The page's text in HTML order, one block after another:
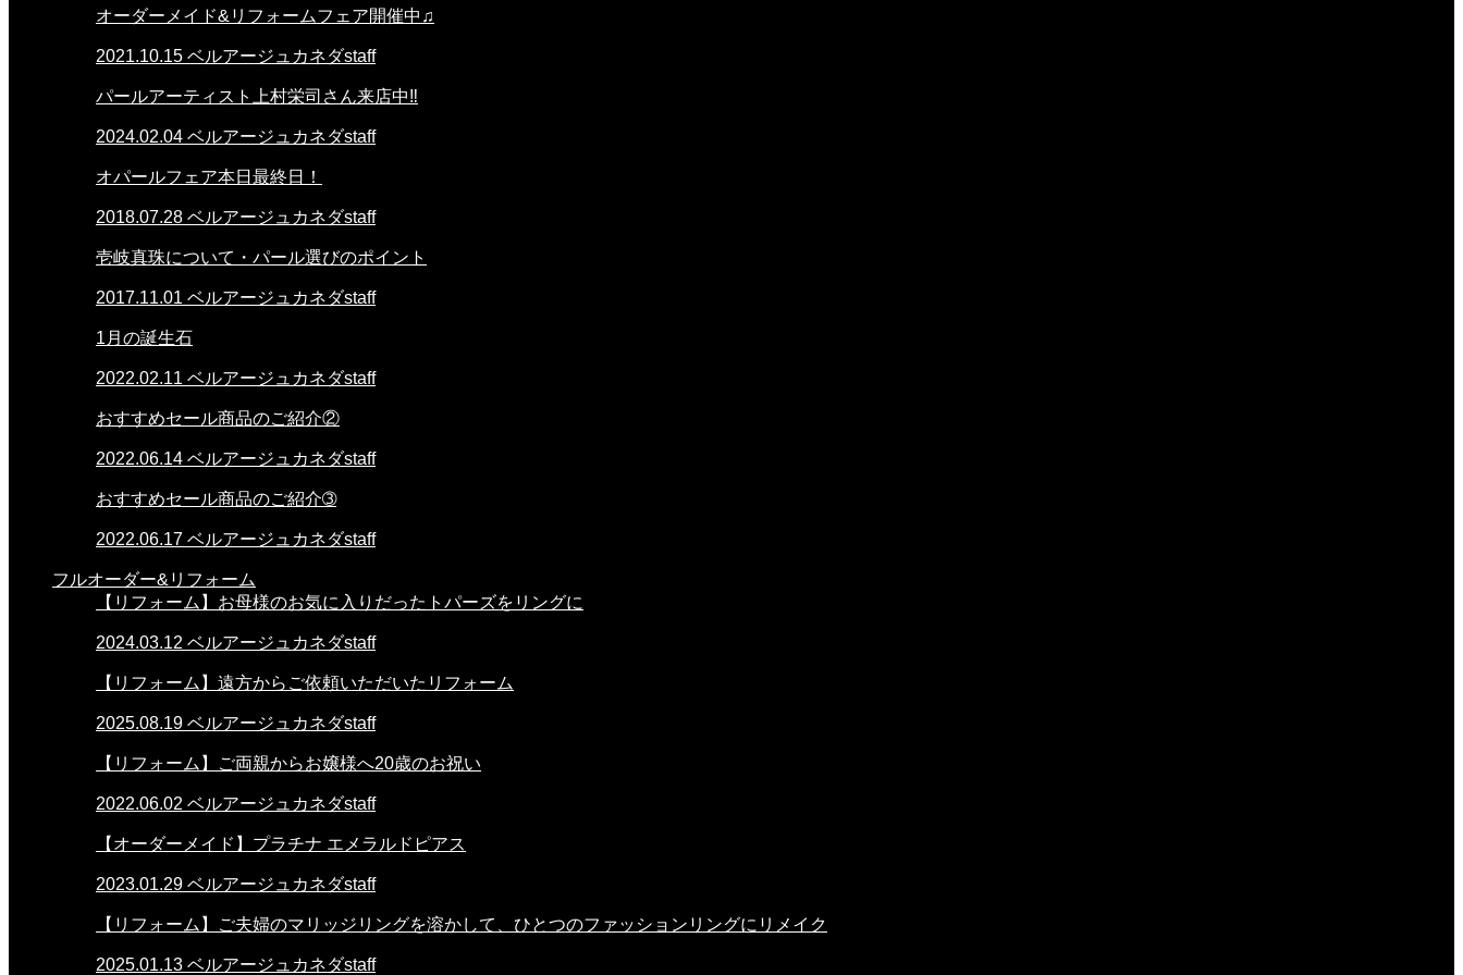
オーダーメイド&リフォームフェア開催中♫
2021.10.15 ベルアージュカネダstaff
パールアーティスト上村栄司さん来店中‼
2024.02.04 ベルアージュカネダstaff
オパールフェア本日最終日！
2018.07.28 ベルアージュカネダstaff
壱岐真珠について・パール選びのポイント
2017.11.01 ベルアージュカネダstaff
1月の誕生石
2022.02.11 ベルアージュカネダstaff
おすすめセール商品のご紹介②
2022.06.14 ベルアージュカネダstaff
おすすめセール商品のご紹介➂
2022.06.17 ベルアージュカネダstaff
フルオーダー&リフォーム
【リフォーム】お母様のお気に入りだったトパーズをリングに
2024.03.12 ベルアージュカネダstaff
【リフォーム】遠方からご依頼いただいたリフォーム
2025.08.19 ベルアージュカネダstaff
【リフォーム】ご両親からお嬢様へ20歳のお祝い
2022.06.02 ベルアージュカネダstaff
【オーダーメイド】プラチナ エメラルドピアス
2023.01.29 ベルアージュカネダstaff
【リフォーム】ご夫婦のマリッジリングを溶かして、ひとつのファッションリングにリメイク
2025.01.13 ベルアージュカネダstaff